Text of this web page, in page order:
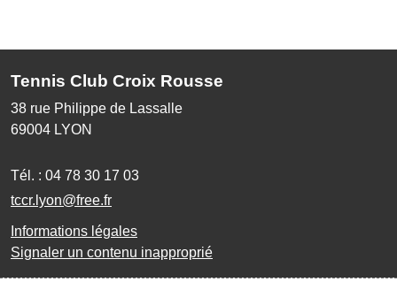
Tennis Club Croix Rousse
38 rue Philippe de Lassalle
69004 LYON
Tél. : 04 78 30 17 03
tccr.lyon@free.fr
Informations légales
Signaler un contenu inapproprié